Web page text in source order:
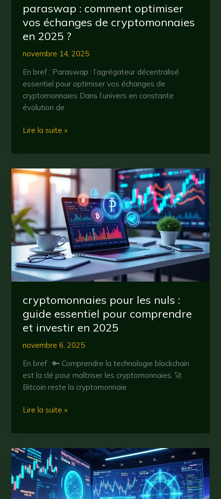
maximiser
vos
profits
2025
?
paraswap : comment optimiser
vos échanges de cryptomonnaies
en 2025 ?
novembre 14, 2025
En bref : Paraswap : l’agrégateur décentralisé
essentiel pour optimiser vos échanges de
cryptomonnaies Dans l’univers en constante
évolution de
paraswap
comment
vos
échanges
de
cryptomonnaies
en
2025
?
Lire la suite »
cryptomonnaies pour les nuls :
guide essentiel pour comprendre
et investir en 2025
novembre 6, 2025
En bref : 🔑 Comprendre la technologie blockchain
est la clé pour maîtriser les cryptomonnaies. 🚀
Bitcoin reste la cryptomonnaie
cryptomonnaies
les
:
guide
essentiel
pour
Lire la suite »